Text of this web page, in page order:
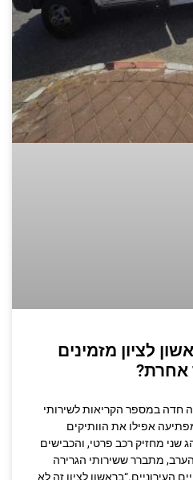
לציון מזמינים
אחרת?
חדה במספר הקריאות לשירותי
אפילו את הוותיקים
שני מחזיק רכב פרטי, והכבישים
מתברר ששירותי הגרירה
העירוניים.“בראשון לציון זה לא